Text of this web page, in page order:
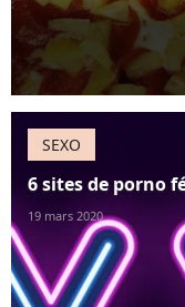
SEXO
6 sites de porno
19 mars 2020